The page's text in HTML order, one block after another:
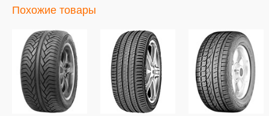
Похожие товары